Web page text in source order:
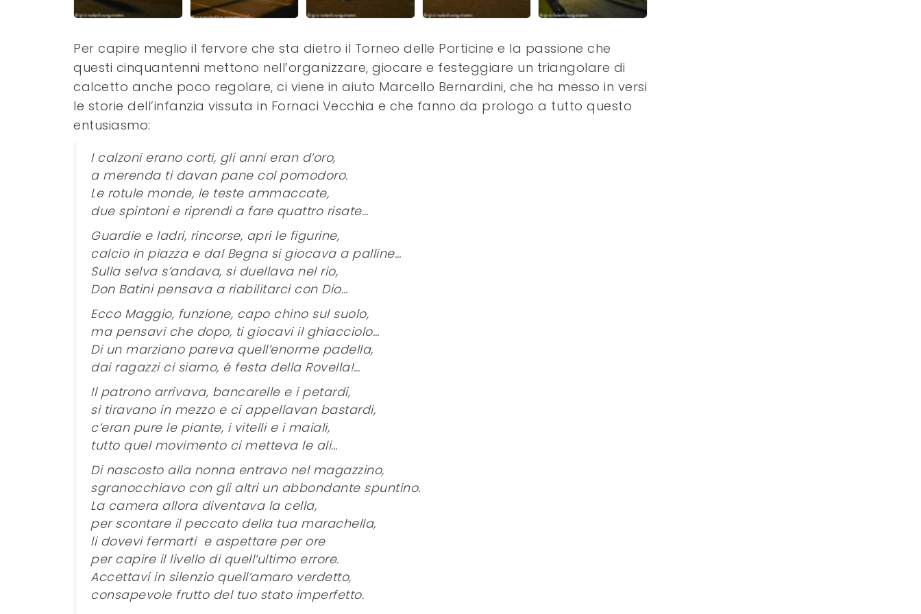
Per capire meglio il fervore che sta dietro il Torneo delle Porticine e la passione che
questi cinquantenni mettono nell’organizzare, giocare e festeggiare un triangolare di
calcetto anche poco regolare, ci viene in aiuto Marcello Bernardini, che ha messo in versi
le storie dell’infanzia vissuta in Fornaci Vecchia e che fanno da prologo a tutto questo
entusiasmo:
I calzoni erano corti, gli anni eran d’oro,
a merenda ti davan pane col pomodoro.
Le rotule monde, le teste ammaccate,
due spintoni e riprendi a fare quattro risate…
Guardie e ladri, rincorse, apri le figurine,
calcio in piazza e dal Begna si giocava a palline…
Sulla selva s’andava, si duellava nel rio,
Don Batini pensava a riabilitarci con Dio…
Ecco Maggio, funzione, capo chino sul suolo,
ma pensavi che dopo, ti giocavi il ghiacciolo…
Di un marziano pareva quell’enorme padella,
dai ragazzi ci siamo, é festa della Rovella!…
Il patrono arrivava, bancarelle e i petardi,
si tiravano in mezzo e ci appellavan bastardi,
c’eran pure le piante, i vitelli e i maiali,
tutto quel movimento ci metteva le ali…
Di nascosto alla nonna entravo nel magazzino,
sgranocchiavo con gli altri un abbondante spuntino.
La camera allora diventava la cella,
per scontare il peccato della tua marachella,
li dovevi fermarti e aspettare per ore
per capire il livello di quell’ultimo errore.
Accettavi in silenzio quell’amaro verdetto,
consapevole frutto del tuo stato imperfetto.